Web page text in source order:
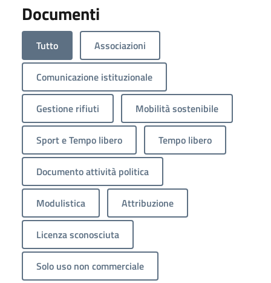
Documenti
Tutto Associazioni
Comunicazione istituzionale
Gestione rifiuti Mobilità sostenibile
Sport e Tempo libero Tempo libero
Documento attività politica
Modulistica Attribuzione
Licenza sconosciuta
Solo uso non commerciale